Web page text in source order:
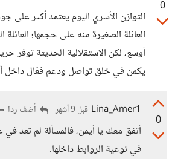
0
التوازن الأسري اليوم يعتمد أكثر على
العائلة الصغيرة منه على حجمها؛
أوسع، لكن الاستقلالية الحديثة توفر
يكمن في خلق تواصل ودعم فعّال داخل
0
Lina_Amer1 قبل 9 أشهر أضف ردا
أتفق معك يا أيمن، فالمسألة لم تعد في
في نوعية الروابط داخلها.